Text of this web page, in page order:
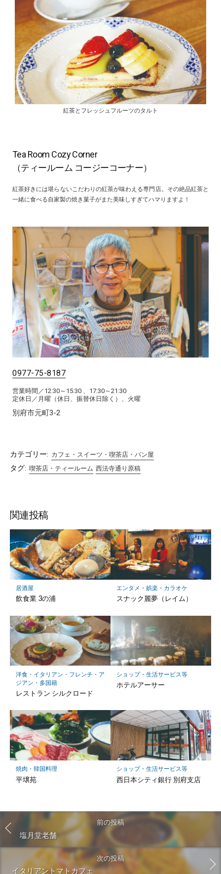
Tea Room Cozy Corner
（ティールーム コージーコーナー）
紅茶好きには堪らないこだわりの紅茶が味わえる専門店。その絶品紅茶と
一緒に食べる自家製の焼き菓子がまた美味しすぎてハマりますよ！
0977-75-8187
営業時間／12:30～15:30 、17:30～21:30
定休日／月曜（休日、振替休日除く）、火曜
別府市元町3-2
紅茶とフレッシュフルーツのタルト
カテゴリー: カフェ・スイーツ・喫茶店・パン屋
タグ: 喫茶店・ティールーム 西法寺通り原稿
関連投稿
居酒屋
飲食業 3の浦
エンタメ・娯楽・カラオケ
スナック麗夢（レイム）
洋食・イタリアン・フレンチ・ア
ジアン・多国籍
レストラン シルクロード
ショップ・生活サービス等
ホテルアーサー
焼肉・韓国料理
平壌苑
ショップ・生活サービス等
西日本シティ銀行 別府支店
前の投稿
塩月堂老舗
次の投稿
イタリアントマトカフェ